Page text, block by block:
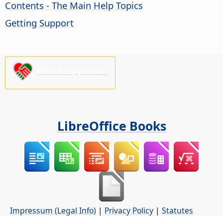
Contents - The Main Help Topics
Getting Support
LibreOffice Books
Impressum (Legal Info) | Privacy Policy | Statutes